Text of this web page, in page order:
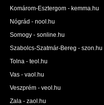
Komárom-Esztergom - kemma.hu
Nógrád - nool.hu
Somogy - sonline.hu
Szabolcs-Szatmár-Bereg - szon.hu
Tolna - teol.hu
Vas - vaol.hu
Veszprém - veol.hu
Zala - zaol.hu